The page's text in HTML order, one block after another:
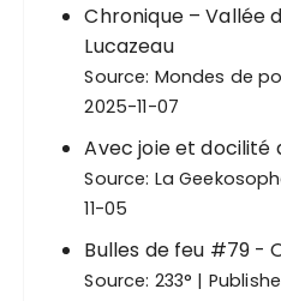
Chronique – Vallée
Lucazeau
Source: Mondes de
2025-11-07
Avec joie et docilité
Source: La
11-05
Bulles de feu #79 -
Source: 233°